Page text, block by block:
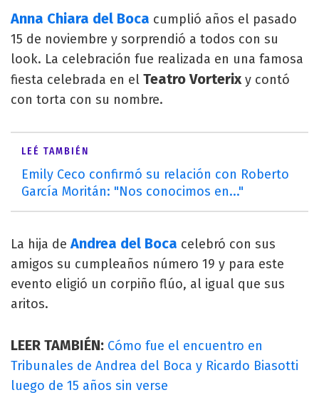
Anna Chiara del Boca cumplió años el pasado
15 de noviembre y sorprendió a todos con su
look. La celebración fue realizada en una famosa
fiesta celebrada en el Teatro Vorterixy contó
con torta con su nombre.
LEÉ TAMBIÉN
Emily Ceco confirmó su relación con Roberto
García Moritán: "Nos conocimos en..."
La hija de Andrea del Boca celebró con sus
amigos su cumpleaños número 19 y para este
evento eligió un corpiño flúo, al igual que sus
aritos.
LEER TAMBIÉN: Cómo fue el encuentro en
Tribunales de Andrea del Boca y Ricardo Biasotti
luego de 15 años sin verse